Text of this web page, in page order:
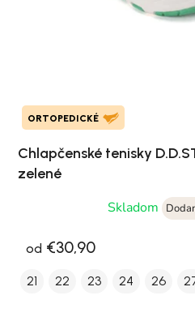
ORTOPEDICKÉ
Chlapčenské tenisky
zelené
Skladom
od €30,90
21 22 23 24 26